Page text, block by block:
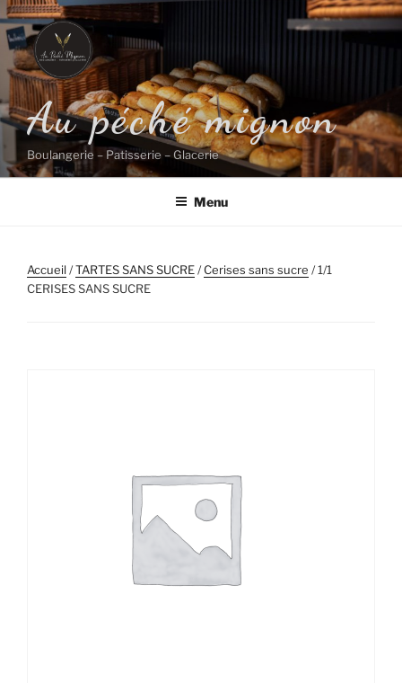
Aller
au
contenu
principal
Au péché mignon
Boulangerie – Patisserie – Glacerie
Menu
Accueil/TARTES SANS SUCRE/Cerises sans sucre / 1/1
CERISES SANS SUCRE